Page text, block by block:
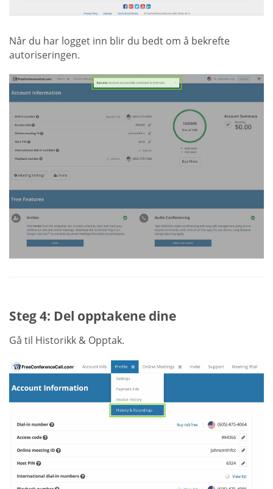
Når du har logget inn blir du bedt om å bekrefte
autoriseringen.
Steg 4: Del opptakene dine
Gå til Historikk & Opptak.